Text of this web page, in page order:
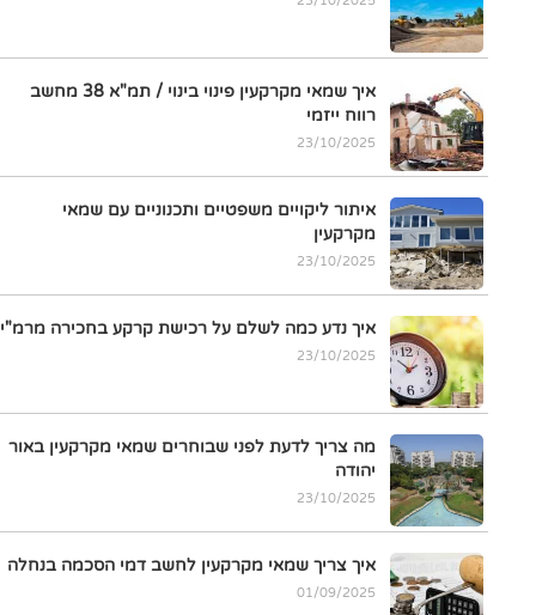
איך שמאי מקרקעין פינוי בינוי / תמ"א 38 מחשב
רווח ייזמי
23/10/2025
איתור ליקויים משפטיים ותכנוניים עם שמאי
מקרקעין
23/10/2025
איך נדע כמה לשלם על רכישת קרקע בחכירה מרמ"י
23/10/2025
מה צריך לדעת לפני שבוחרים שמאי מקרקעין באור
יהודה
23/10/2025
איך צריך שמאי מקרקעין לחשב דמי הסכמה בנחלה
01/09/2025